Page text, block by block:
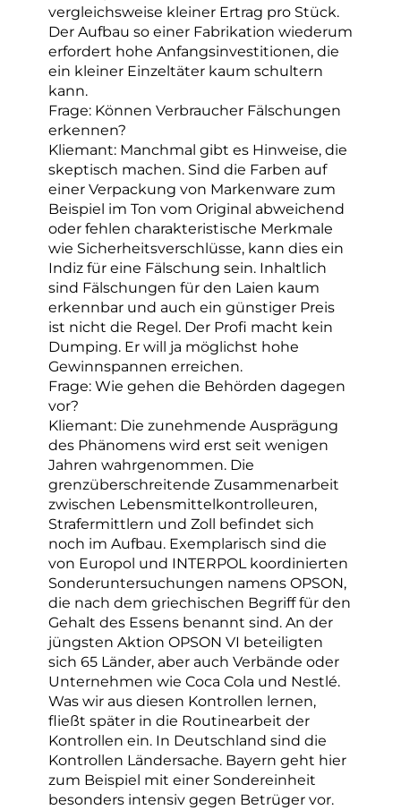
vergleichsweise kleiner Ertrag pro Stück.
Der Aufbau so einer Fabrikation wiederum
erfordert hohe Anfangsinvestitionen, die
ein kleiner Einzeltäter kaum schultern
kann.
Frage: Können Verbraucher Fälschungen
erkennen?
Kliemant: Manchmal gibt es Hinweise, die
skeptisch machen. Sind die Farben auf
einer Verpackung von Markenware zum
Beispiel im Ton vom Original abweichend
oder fehlen charakteristische Merkmale
wie Sicherheitsverschlüsse, kann dies ein
Indiz für eine Fälschung sein. Inhaltlich
sind Fälschungen für den Laien kaum
erkennbar und auch ein günstiger Preis
ist nicht die Regel. Der Profi macht kein
Dumping. Er will ja möglichst hohe
Gewinnspannen erreichen.
Frage: Wie gehen die Behörden dagegen
vor?
Kliemant: Die zunehmende Ausprägung
des Phänomens wird erst seit wenigen
Jahren wahrgenommen. Die
grenzüberschreitende Zusammenarbeit
zwischen Lebensmittelkontrolleuren,
Strafermittlern und Zoll befindet sich
noch im Aufbau. Exemplarisch sind die
von Europol und INTERPOL koordinierten
Sonderuntersuchungen namens OPSON,
die nach dem griechischen Begriff für den
Gehalt des Essens benannt sind. An der
jüngsten Aktion OPSON VI beteiligten
sich 65 Länder, aber auch Verbände oder
Unternehmen wie Coca Cola und Nestlé.
Was wir aus diesen Kontrollen lernen,
fließt später in die Routinearbeit der
Kontrollen ein. In Deutschland sind die
Kontrollen Ländersache. Bayern geht hier
zum Beispiel mit einer Sondereinheit
besonders intensiv gegen Betrüger vor.